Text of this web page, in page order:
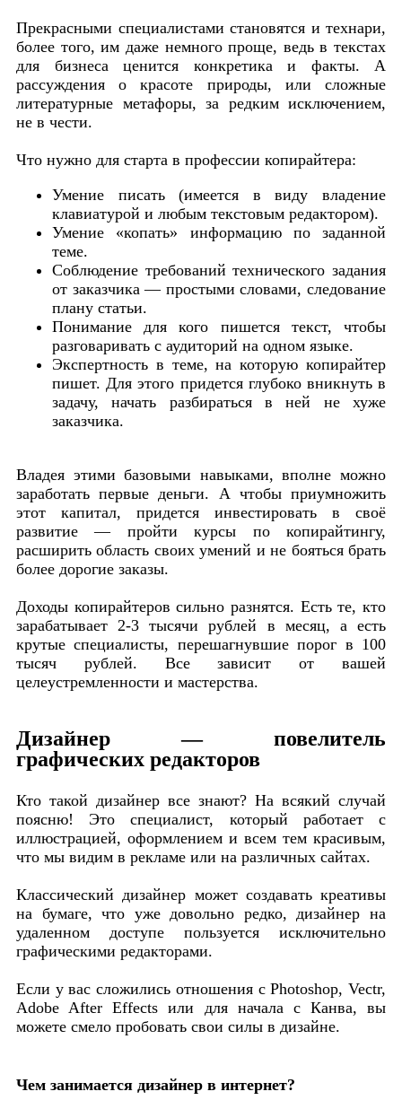
Прекрасными специалистами становятся и технари,
более того, им даже немного проще, ведь в текстах
для бизнеса ценится конкретика и факты. А
рассуждения о красоте природы, или сложные
литературные метафоры, за редким исключением,
не в чести.
Что нужно для старта в профессии копирайтера:
Умение писать (имеется в виду владение
клавиатурой и любым текстовым редактором).
Умение «копать» информацию по заданной
теме.
Соблюдение требований технического задания
от заказчика — простыми словами, следование
плану статьи.
Понимание для кого пишется текст, чтобы
разговаривать с аудиторий на одном языке.
Экспертность в теме, на которую копирайтер
пишет. Для этого придется глубоко вникнуть в
задачу, начать разбираться в ней не хуже
заказчика.
Владея этими базовыми навыками, вполне можно
заработать первые деньги. А чтобы приумножить
этот капитал, придется инвестировать в своё
развитие — пройти курсы по копирайтингу,
расширить область своих умений и не бояться брать
более дорогие заказы.
Доходы копирайтеров сильно разнятся. Есть те, кто
зарабатывает 2-3 тысячи рублей в месяц, а есть
крутые специалисты, перешагнувшие порог в 100
тысяч рублей. Все зависит от вашей
целеустремленности и мастерства.
Дизайнер — повелитель
графических редакторов
Кто такой дизайнер все знают? На всякий случай
поясню! Это специалист, который работает с
иллюстрацией, оформлением и всем тем красивым,
что мы видим в рекламе или на различных сайтах.
Классический дизайнер может создавать креативы
на бумаге, что уже довольно редко, дизайнер на
удаленном доступе пользуется исключительно
графическими редакторами.
Если у вас сложились отношения с Рhotoshop, Vectr,
Adobe After Effects или для начала с Канва, вы
можете смело пробовать свои силы в дизайне.
Чем занимается дизайнер в интернет?